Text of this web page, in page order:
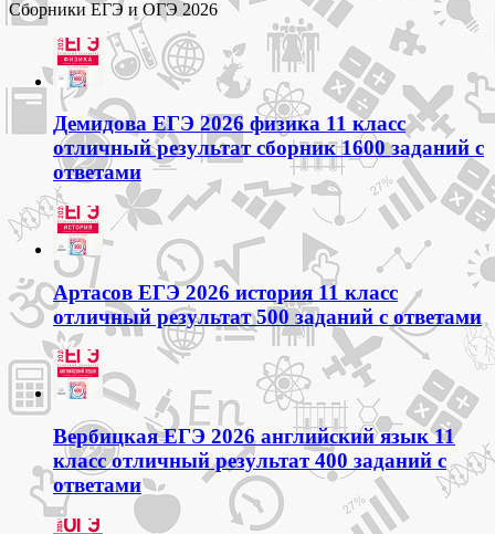
Сборники ЕГЭ и ОГЭ 2026
Демидова ЕГЭ 2026 физика 11 класс
отличный результат сборник 1600 заданий с
ответами
Артасов ЕГЭ 2026 история 11 класс
отличный результат 500 заданий с ответами
Вербицкая ЕГЭ 2026 английский язык 11
класс отличный результат 400 заданий с
ответами